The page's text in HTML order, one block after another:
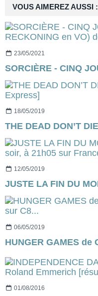
VOUS AIMEREZ AUSSI :
23/05/2021
18/05/2019
12/05/2019
06/05/2019
01/08/2016